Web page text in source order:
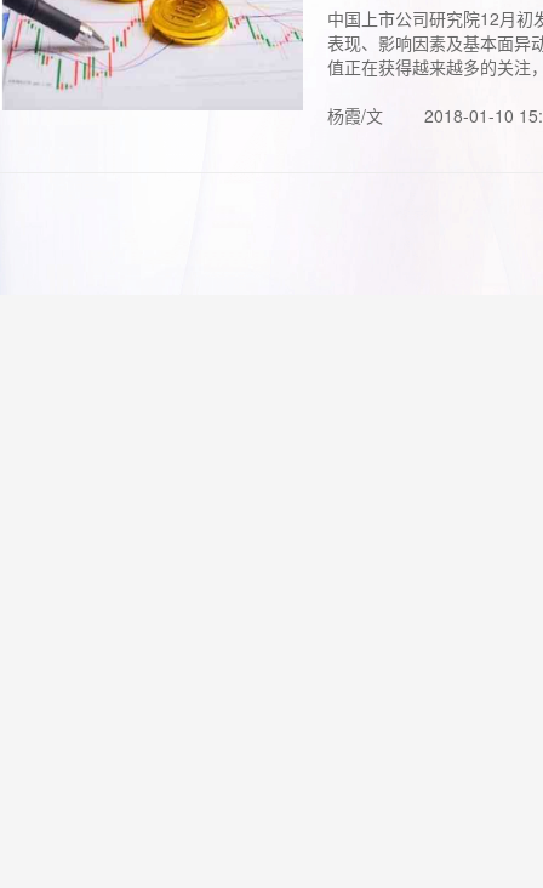
中国上市公司研究院12月初
表现、影响因素及基本面异
值正在获得越来越多的关注
杨霞/文
2018-01-10